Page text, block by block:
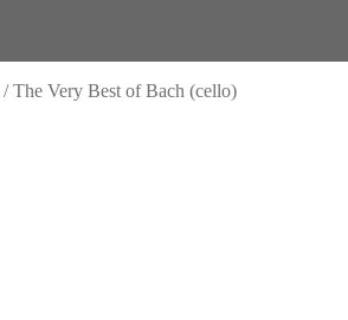
/The Very Best of Bach (cello)